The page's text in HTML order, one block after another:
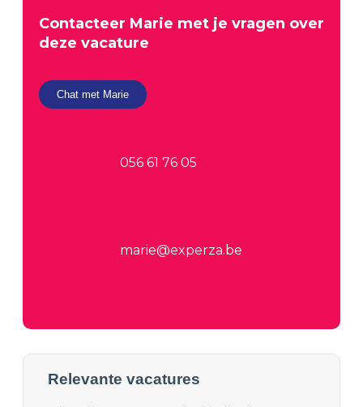
Contacteer Marie met je vragen over
deze vacature
Chat met Marie
056 61 76 05
marie@experza.be
Relevante vacatures